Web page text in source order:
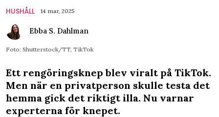
HUSHÅLL 14 mar, 2025
Ebba S. Dahlman
Foto: Shutterstock/TT, TikTok
Ett rengöringsknep blev viralt på TikTok.
Men när en privatperson skulle testa det
hemma gick det riktigt illa. Nu varnar
experterna för knepet.